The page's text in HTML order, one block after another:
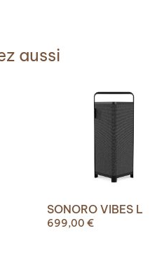
aussi
SONORO VIBES L
699,00 €